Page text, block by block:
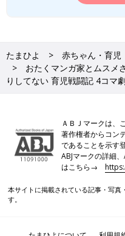
たまひよ 赤ちゃん・育児
おたくマンガ家とムスメ
りしてない 育児戦闘記 4コマ
ＡＢＪマークは、
著作権者からコン
であることを示す
ABJマークの詳細
はこちら→
本サイトに掲載されている記事・写真
す。